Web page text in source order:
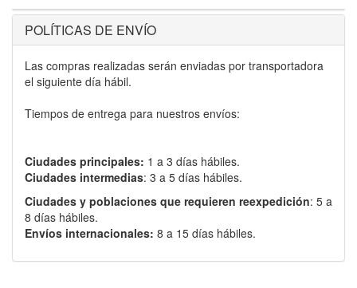
POLÍTICAS DE ENVÍO
Las compras realizadas serán enviadas por transportadora
el siguiente día hábil.
Tiempos de entrega para nuestros envíos:
Ciudades principales: 1 a 3 días hábiles.
Ciudades intermedias: 3 a 5 días hábiles.
Ciudades y poblaciones que requieren reexpedición: 5 a
8 días hábiles.
Envíos internacionales: 8 a 15 días hábiles.